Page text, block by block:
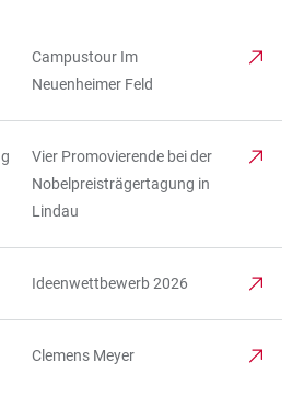
Campustour Im
Neuenheimer Feld
Vier Promovierende bei der
Nobelpreisträgertagung in
Lindau
Ideenwettbewerb 2026
Clemens Meyer